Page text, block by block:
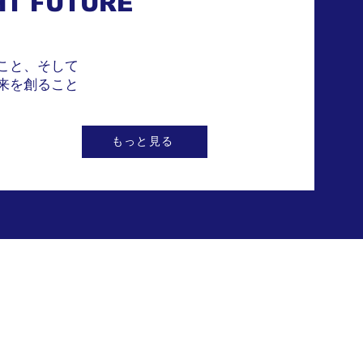
と、そして
を創ること
もっと見る